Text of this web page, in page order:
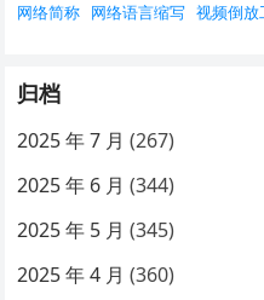
网络简称 网络语言缩写 视频倒放
归档
2025 年 7 月 (267)
2025 年 6 月 (344)
2025 年 5 月 (345)
2025 年 4 月 (360)